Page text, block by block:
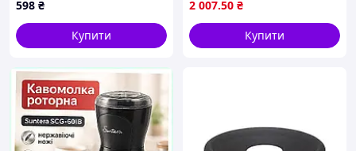
598 ₴
Купити
надійна в кухні
2 007.50 ₴
Купити